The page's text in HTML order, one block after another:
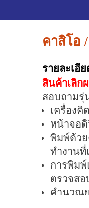
คาสิโอ
รายละเอี
สินค้าเลิก
สอบถามรุ่
เครื่องคิ
หน้าจอ
พิมพ์ด้วย
ทำงานที่
การพิม
ตรวจสอ
คำนวณ